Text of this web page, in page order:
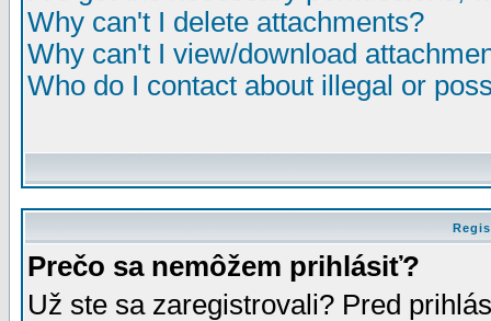
Why can't I delete attachments?
Why can't I view/download
Who do I contact about illegal or
Prečo sa nemôžem prihlásiť?
Už ste sa zaregistrovali? Pred